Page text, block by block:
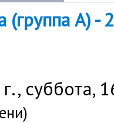
А) -
суббота,